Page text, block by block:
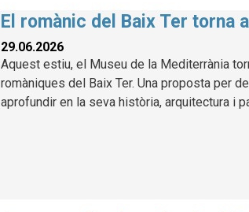
El romànic del Baix Ter
29.06.2026
Aquest estiu, el Museu de la Mediterrània
romàniques del Baix Ter. Una proposta per
aprofundir en la seva història, arquitectura i